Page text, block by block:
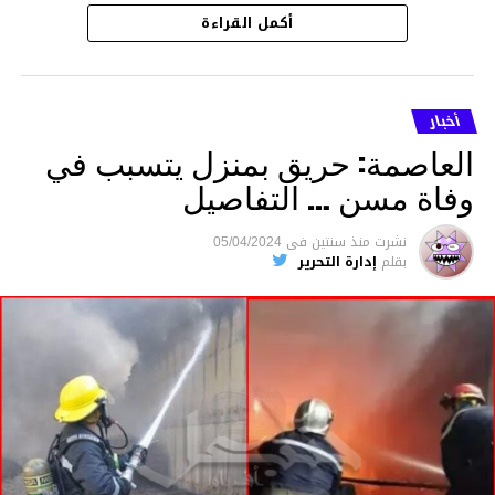
هذا وقد تمكن أعوان مركز الأمن الوطني بحي
هلال في توقيت قياسي من محاصرة المشتبه به
والقبض عليه وإحالته على التحقيق في خصوص
ما نُسبه إليه.
متابعة
قسم الاخبار
أكمل القراءة
أخبار
العاصمة: حريق بمنزل يتسبب في
وفاة مسن … التفاصيل
نشرت منذ سنتين فى 05/04/2024
بقلم إدارة التحرير